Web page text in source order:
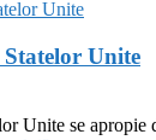
Unite
Unite se